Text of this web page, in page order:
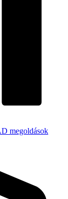
megoldások